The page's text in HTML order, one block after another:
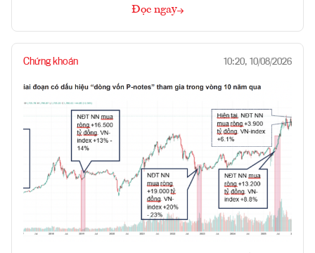
Đọc ngay
Chứng khoán 10:20, 10/08/2026